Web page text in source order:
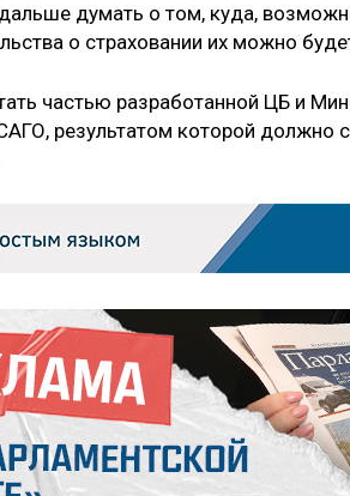
думать о том, куда,
о страховании их можно
частью разработанной ЦБ и
результатом которой должно